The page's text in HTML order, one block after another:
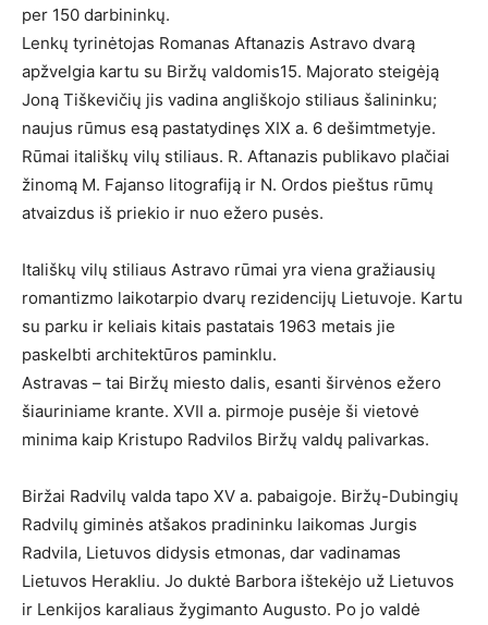
per 150 darbininkų.
Lenkų tyrinėtojas Romanas Aftanazis Astravo dvarą
apžvelgia kartu su Biržų valdomis15. Majorato steigėją
Joną Tiškevičių jis vadina angliškojo stiliaus šalininku;
naujus rūmus esą pastatydinęs XIX a. 6 dešimtmetyje.
Rūmai itališkų vilų stiliaus. R. Aftanazis publikavo plačiai
žinomą M. Fajanso litografiją ir N. Ordos pieštus rūmų
atvaizdus iš priekio ir nuo ežero pusės.
Itališkų vilų stiliaus Astravo rūmai yra viena gražiausių
romantizmo laikotarpio dvarų rezidencijų Lietuvoje. Kartu
su parku ir keliais kitais pastatais 1963 metais jie
paskelbti architektūros paminklu.
Astravas – tai Biržų miesto dalis, esanti širvėnos ežero
šiauriniame krante. XVII a. pirmoje pusėje ši vietovė
minima kaip Kristupo Radvilos Biržų valdų palivarkas.
Biržai Radvilų valda tapo XV a. pabaigoje. Biržų-Dubingių
Radvilų giminės atšakos pradininku laikomas Jurgis
Radvila, Lietuvos didysis etmonas, dar vadinamas
Lietuvos Herakliu. Jo duktė Barbora ištekėjo už Lietuvos
ir Lenkijos karaliaus žygimanto Augusto. Po jo valdė